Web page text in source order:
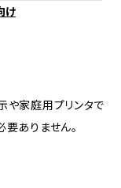
け
や家庭用プリンタで
ありません。